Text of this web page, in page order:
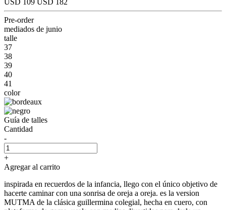
Pre-order
mediados de junio
talle
37
38
39
40
41
color
Guía de talles
Cantidad
-
+
Agregar al carrito
inspirada en recuerdos de la infancia, llego con el único objetivo de
hacerte caminar con una sonrisa de oreja a oreja. es la version
MUTMA de la clásica guillermina colegial, hecha en cuero, con